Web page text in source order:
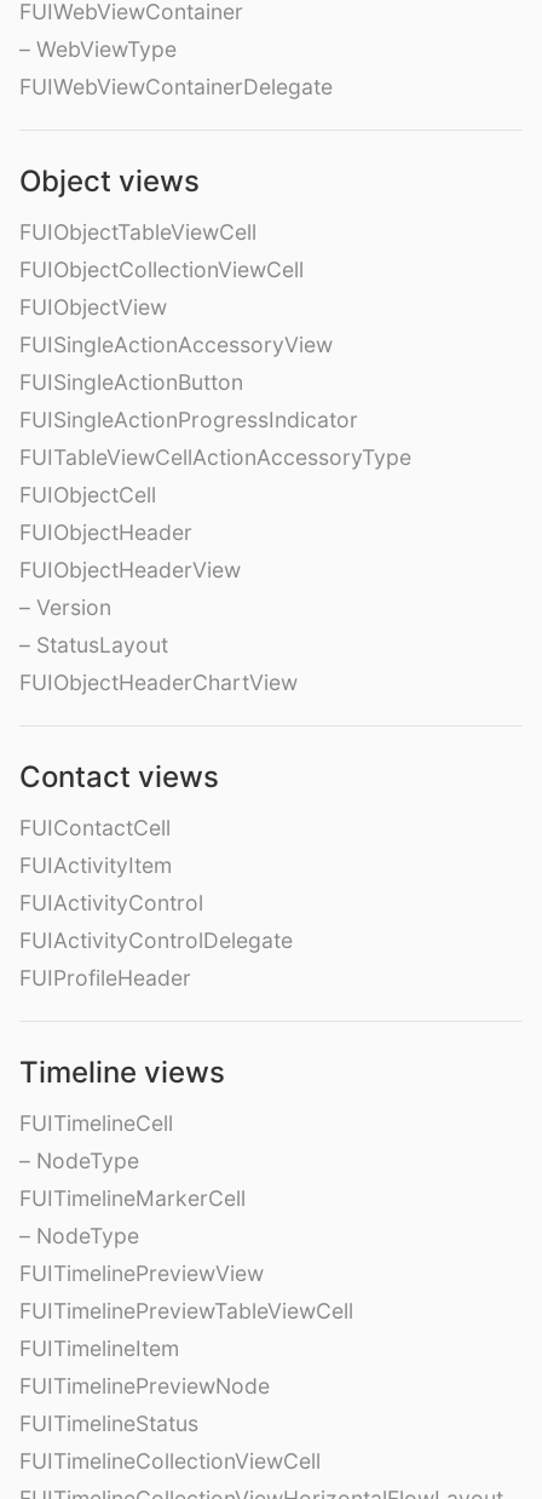
FUIWebViewContainer
– WebViewType
FUIWebViewContainerDelegate
Object views
FUIObjectTableViewCell
FUIObjectCollectionViewCell
FUIObjectView
FUISingleActionAccessoryView
FUISingleActionButton
FUISingleActionProgressIndicator
FUITableViewCellActionAccessoryType
FUIObjectCell
FUIObjectHeader
FUIObjectHeaderView
– Version
– StatusLayout
FUIObjectHeaderChartView
Contact views
FUIContactCell
FUIActivityItem
FUIActivityControl
FUIActivityControlDelegate
FUIProfileHeader
Timeline views
FUITimelineCell
– NodeType
FUITimelineMarkerCell
– NodeType
FUITimelinePreviewView
FUITimelinePreviewTableViewCell
FUITimelineItem
FUITimelinePreviewNode
FUITimelineStatus
FUITimelineCollectionViewCell